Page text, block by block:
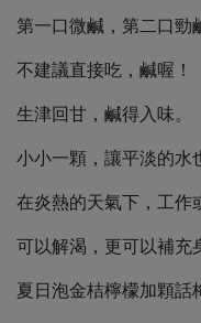
第一口微鹹，第二口勁
不建議直接吃，鹹喔！
生津回甘，鹹得入味。
小小一顆，讓平淡的水
在炎熱的天氣下，工作
可以解渴，更可以補充
夏日泡金桔檸檬加顆話